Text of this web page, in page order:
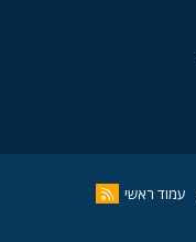
עמוד ראשי